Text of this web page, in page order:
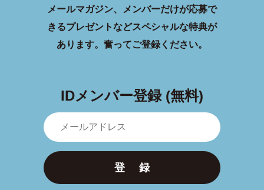
メールマガジン、メンバーだけが応募で
きるプレゼントなどスペシャルな特典が
あります。 奮ってご登録ください。
IDメンバー登録 (無料)
登 録